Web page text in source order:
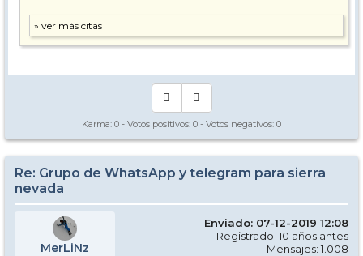
Karma: 0 - Votos positivos: 0 - Votos negativos: 0
Re: Grupo de WhatsApp y telegram para sierra
nevada
MerLiNz
Enviado: 07-12-2019 12:08
Registrado: 10 años antes
Mensajes: 1.008